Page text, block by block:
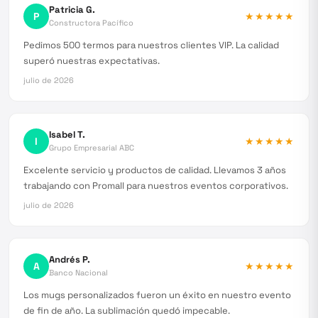
P Patricia G.
Constructora Pacífico
★★★★★
Pedimos 500 termos para nuestros clientes VIP. La calidad
superó nuestras expectativas.
julio de 2026
I Isabel T.
Grupo Empresarial ABC
★★★★★
Excelente servicio y productos de calidad. Llevamos 3 años
trabajando con Promall para nuestros eventos corporativos.
julio de 2026
A Andrés P.
Banco Nacional
★★★★★
Los mugs personalizados fueron un éxito en nuestro evento
de fin de año. La sublimación quedó impecable.